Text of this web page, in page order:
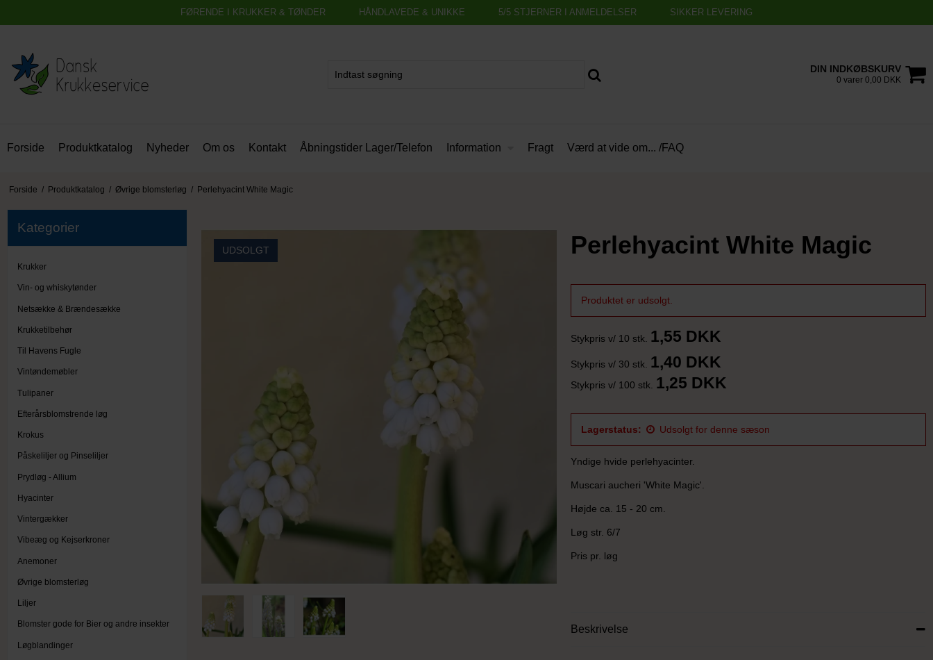
FØRENDE I KRUKKER & TØNDER HÅNDLAVEDE & UNIKKE 5/5 STJERNER I ANMELDELSER SIKKER LEVERING
DIN INDKØBSKURV
0 varer 0,00 DKK
Forside Produktkatalog Nyheder Om os Kontakt Åbningstider Lager/Telefon Information Fragt Værd at vide om... /FAQ
Forside / Produktkatalog / Øvrige blomsterløg / Perlehyacint White Magic
Kategorier
Krukker
Vin- og whiskytønder
Netsække & Brændesække
Krukketilbehør
Til Havens Fugle
Vintøndemøbler
Tulipaner
Efterårsblomstrende løg
Krokus
Påskeliljer og Pinseliljer
Prydløg - Allium
Hyacinter
Vintergækker
Vibeæg og Kejserkroner
Anemoner
Øvrige blomsterløg
Liljer
Blomster gode for Bier og andre insekter
Løgblandinger
UDSOLGT Perlehyacint White Magic
Produktet er udsolgt.
Stykpris v/ 10 stk. 1,55 DKK
Stykpris v/ 30 stk. 1,40 DKK
Stykpris v/ 100 stk. 1,25 DKK
Lagerstatus: Udsolgt for denne sæson
Yndige hvide perlehyacinter.
Muscari aucheri 'White Magic'.
Højde ca. 15 - 20 cm.
Løg str. 6/7
Pris pr. løg
Beskrivelse